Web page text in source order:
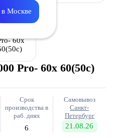
в Москве
Pro- 60x 60(50c)
Срок
производства в
раб. днях
6
Самовывоз
Санкт-
Петербург
21.08.26